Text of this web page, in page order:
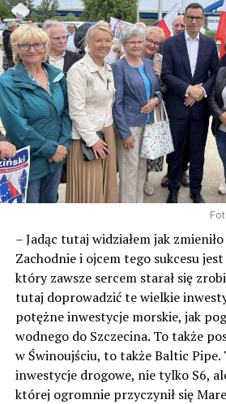
– Jadąc tutaj widziałem jak
Zachodnie i ojcem tego sukcesu
który zawsze sercem starał się
tutaj doprowadzić te wielkie
potężne inwestycje morskie, jak
wodnego do Szczecina. To także
w Świnoujściu, to także Baltic Pipe.
inwestycje drogowe, nie tylko S6,
której ogromnie przyczynił się